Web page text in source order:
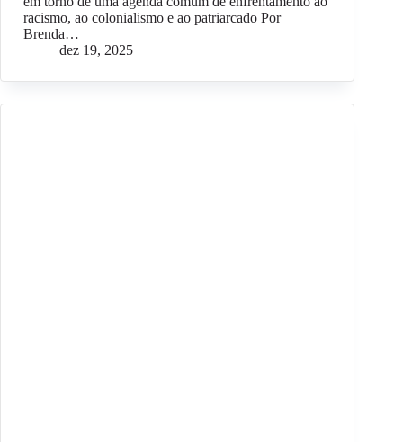
racismo, ao colonialismo e ao patriarcado Por
Brenda…
dez 19, 2025